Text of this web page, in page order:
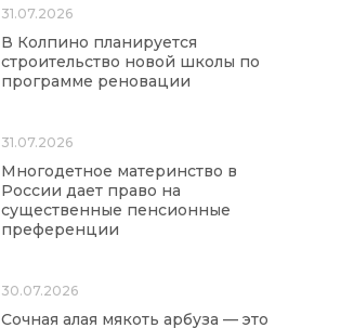
31.07.2026
В Колпино планируется
строительство новой школы по
программе реновации
31.07.2026
Многодетное материнство в
России дает право на
существенные пенсионные
преференции
30.07.2026
Сочная алая мякоть арбуза — это